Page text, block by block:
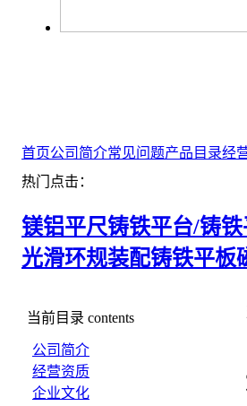
首页公司简介常见问题产品目录经
热门点击：
镁铝平尺铸铁平台/铸铁
光滑环规装配铸铁平板
当前目录 contents
公司简介
经营资质
企业文化